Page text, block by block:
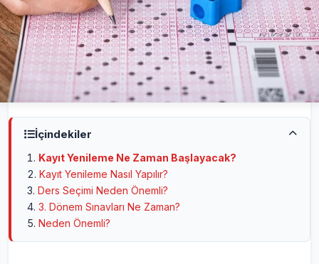
İçindekiler
Kayıt Yenileme Ne Zaman Başlayacak?
Kayıt Yenileme Nasıl Yapılır?
Ders Seçimi Neden Önemli?
3. Dönem Sınavları Ne Zaman?
Neden Önemli?